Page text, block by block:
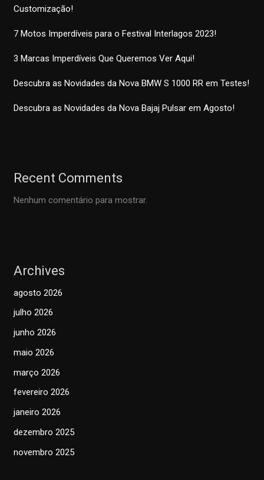
Customização!
7 Motos Imperdíveis para o Festival Interlagos 2023!
3 Marcas Imperdíveis Que Queremos Ver Aqui!
Descubra as Novidades da Nova BMW S 1000 RR em Testes!
Descubra as Novidades da Nova Bajaj Pulsar em Agosto!
Recent Comments
Nenhum comentário para mostrar.
Archives
agosto 2026
julho 2026
junho 2026
maio 2026
março 2026
fevereiro 2026
janeiro 2026
dezembro 2025
novembro 2025